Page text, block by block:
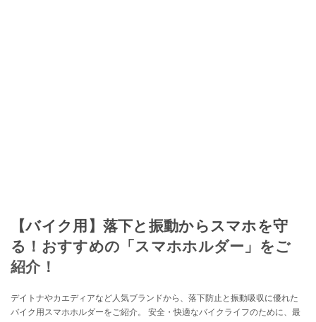
【バイク用】落下と振動からスマホを守
る！おすすめの「スマホホルダー」をご
紹介！
デイトナやカエディアなど人気ブランドから、落下防止と振動吸収に優れた
バイク用スマホホルダーをご紹介。 安全・快適なバイクライフのために、最